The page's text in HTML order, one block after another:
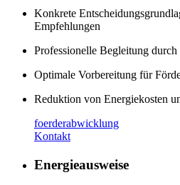
Konkrete
Empfehlungen
Professionelle Begleitung
Optimale Vorbereitung für
Reduktion von Energiekosten
foerderabwicklung
Kontakt
Energieausweise